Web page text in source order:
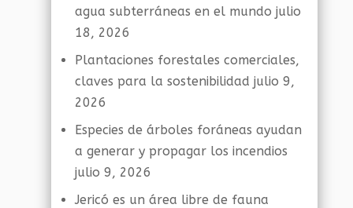
agua subterráneas en el mundo julio
18, 2026
Plantaciones forestales comerciales,
claves para la sostenibilidad julio 9,
2026
Especies de árboles foráneas ayudan
a generar y propagar los incendios
julio 9, 2026
Jericó es un área libre de fauna